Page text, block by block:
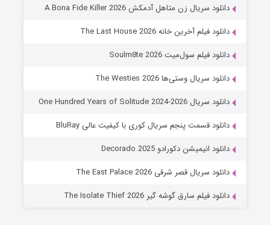
عملیات آپارتمان
قسمت۲ (زیرنویس) منتشر شد
دانلود سریال زن متاهل آدمکش A Bona Fide Killer 2026
دانلود فیلم آخرین خانه The Last House 2026
دانلود فیلم سول‌میت Soulm8te 2026
دانلود سریال وستی‌ها The Westies 2026
دانلود سریال One Hundred Years of Solitude 2024-2026
دانلود قسمت پنجم سریال کوری با کیفیت عالی BluRay
دانلود انیمیشن دکورادو Decorado 2025
دانلود سریال قصر شرقی The East Palace 2026
دانلود فیلم سارق گوشه گیر The Isolate Thief 2026